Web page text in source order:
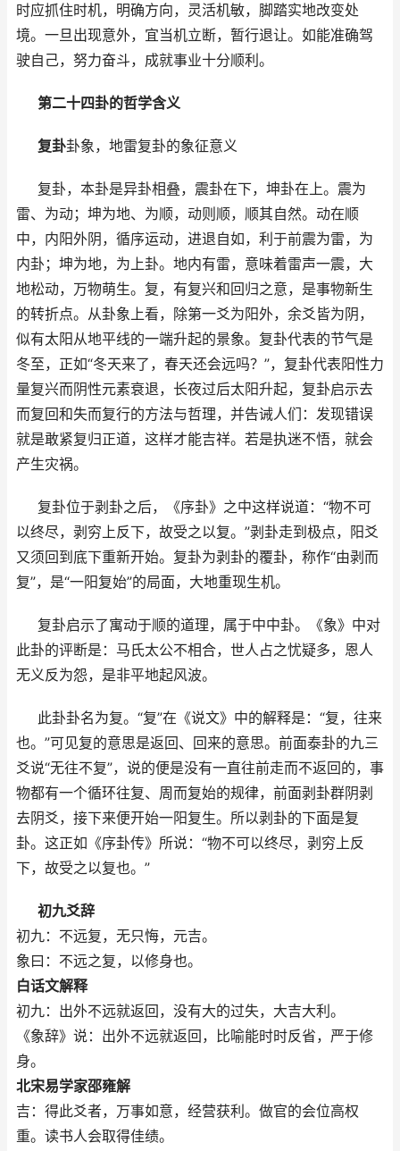
时应抓住时机，明确方向，灵活机敏，脚踏实地改变处
境。一旦出现意外，宜当机立断，暂行退让。如能准确驾
驶自己，努力奋斗，成就事业十分顺利。
第二十四卦的哲学含义
复卦卦象，地雷复卦的象征意义
复卦，本卦是异卦相叠，震卦在下，坤卦在上。震为
雷、为动；坤为地、为顺，动则顺，顺其自然。动在顺
中，内阳外阴，循序运动，进退自如，利于前震为雷，为
内卦；坤为地，为上卦。地内有雷，意味着雷声一震，大
地松动，万物萌生。复，有复兴和回归之意，是事物新生
的转折点。从卦象上看，除第一爻为阳外，余爻皆为阴，
似有太阳从地平线的一端升起的景象。复卦代表的节气是
冬至，正如“冬天来了，春天还会远吗？”，复卦代表阳性力
量复兴而阴性元素衰退，长夜过后太阳升起，复卦启示去
而复回和失而复行的方法与哲理，并告诫人们：发现错误
就是敢紧复归正道，这样才能吉祥。若是执迷不悟，就会
产生灾祸。
复卦位于剥卦之后，《序卦》之中这样说道：“物不可
以终尽，剥穷上反下，故受之以复。”剥卦走到极点，阳爻
又须回到底下重新开始。复卦为剥卦的覆卦，称作“由剥而
复”，是“一阳复始”的局面，大地重现生机。
复卦启示了寓动于顺的道理，属于中中卦。《象》中对
此卦的评断是：马氏太公不相合，世人占之忧疑多，恩人
无义反为怨，是非平地起风波。
此卦卦名为复。“复”在《说文》中的解释是：“复，往来
也。”可见复的意思是返回、回来的意思。前面泰卦的九三
爻说“无往不复”，说的便是没有一直往前走而不返回的，事
物都有一个循环往复、周而复始的规律，前面剥卦群阴剥
去阴爻，接下来便开始一阳复生。所以剥卦的下面是复
卦。这正如《序卦传》所说：“物不可以终尽，剥穷上反
下，故受之以复也。”
初九爻辞
初九：不远复，无只悔，元吉。
象曰：不远之复，以修身也。
白话文解释
初九：出外不远就返回，没有大的过失，大吉大利。
《象辞》说：出外不远就返回，比喻能时时反省，严于修
身。
北宋易学家邵雍解
吉：得此爻者，万事如意，经营获利。做官的会位高权
重。读书人会取得佳绩。